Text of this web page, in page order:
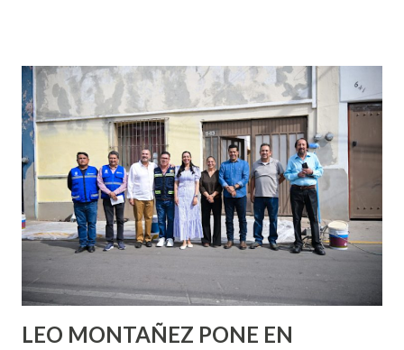
conoces ni la mitad de lo que deberías saber. Pero incluso
quienes ya han tenido relaciones sexuales no son expertos
o expertas en el tema. Siempre hay algo nuevo que
aprender y nuevas experiencias que conocer. Si eres una
chica y aún no has tenido relaciones sexuales, tal vez
pienses que el sexo será increíble y no puedas esperar para
experimentarlo, pero como cualquier persona con
experiencia te dirá, siempre es mejor cuando ambas partes
son suficientemen...
LEO MONTAÑEZ PONE EN